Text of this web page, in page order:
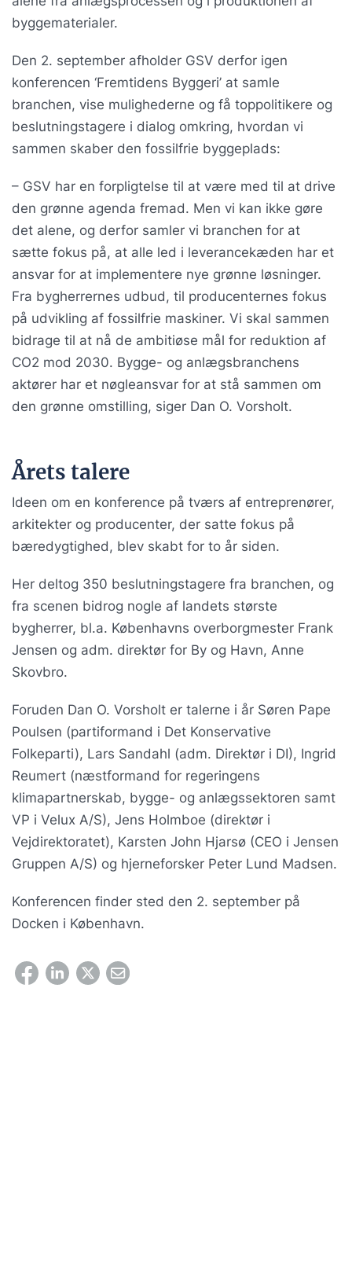
byggematerialer.
Den 2. september afholder GSV derfor igen
konferencen ‘Fremtidens Byggeri’ at samle
branchen, vise mulighederne og få toppolitikere og
beslutningstagere i dialog omkring, hvordan vi
sammen skaber den fossilfrie byggeplads:
– GSV har en forpligtelse til at være med til at drive
den grønne agenda fremad. Men vi kan ikke gøre
det alene, og derfor samler vi branchen for at
sætte fokus på, at alle led i leverancekæden har et
ansvar for at implementere nye grønne løsninger.
Fra bygherrernes udbud, til producenternes fokus
på udvikling af fossilfrie maskiner. Vi skal sammen
bidrage til at nå de ambitiøse mål for reduktion af
CO2 mod 2030. Bygge- og anlægsbranchens
aktører har et nøgleansvar for at stå sammen om
den grønne omstilling, siger Dan O. Vorsholt.
Årets talere
Ideen om en konference på tværs af entreprenører,
arkitekter og producenter, der satte fokus på
bæredygtighed, blev skabt for to år siden.
Her deltog 350 beslutningstagere fra branchen, og
fra scenen bidrog nogle af landets største
bygherrer, bl.a. Københavns overborgmester Frank
Jensen og adm. direktør for By og Havn, Anne
Skovbro.
Foruden Dan O. Vorsholt er talerne i år Søren Pape
Poulsen (partiformand i Det Konservative
Folkeparti), Lars Sandahl (adm. Direktør i DI), Ingrid
Reumert (næstformand for regeringens
klimapartnerskab, bygge- og anlægssektoren samt
VP i Velux A/S), Jens Holmboe (direktør i
Vejdirektoratet), Karsten John Hjarsø (CEO i Jensen
Gruppen A/S) og hjerneforsker Peter Lund Madsen.
Konferencen finder sted den 2. september på
Docken i København.